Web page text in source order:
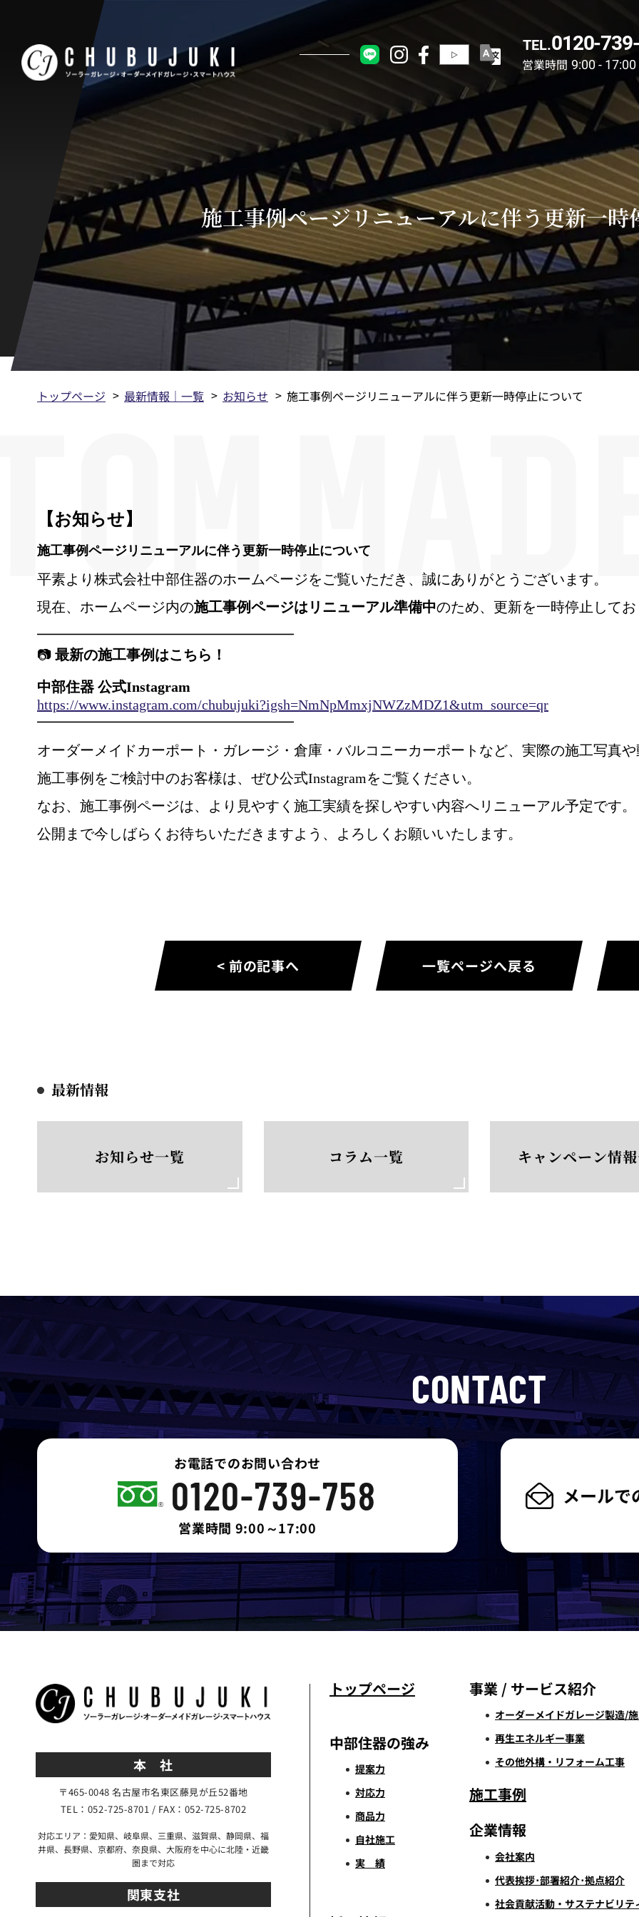
TEL.0120-
営業時間 9:00 - 17:00
施工事例ページリニューアルに伴う更新一時
トップページ 最新情報｜一覧 お知らせ 施工事例ページリニューアルに伴う更新一時停止について
【お知らせ】
施工事例ページリニューアルに伴う更新一時停止について
平素より株式会社中部住器のホームページをご覧いただき、誠にありがとうございます。
現在、ホームページ内の施工事例ページはリニューアル準備中のため、更新を一時停止して
━━━━━━━━━━━━━━━━━━
📷 最新の施工事例はこちら！
中部住器 公式Instagram
https://www.instagram.com/chubujuki?igsh=NmNpMmxjNWZzMDZ1&utm_source=qr
━━━━━━━━━━━━━━━━━━
オーダーメイドカーポート・ガレージ・倉庫・バルコニーカーポートなど、実際の施工写真
施工事例をご検討中のお客様は、ぜひ公式Instagramをご覧ください。
なお、施工事例ページは、より見やすく施工実績を探しやすい内容へリニューアル予定です。
公開まで今しばらくお待ちいただきますよう、よろしくお願いいたします。
< 前の記事へ 一覧ページへ戻る
最新情報
お知らせ一覧 コラム一覧 キャンペーン情
CONTACT
お電話でのお問い合わせ
0120-739-758
営業時間 9:00～17:00
メールで
本 社
〒465-0048 名古屋市名東区藤見が丘52番地
TEL：052-725-8701 / FAX：052-725-8702
対応エリア：愛知県、岐阜県、三重県、滋賀県、静岡県、福
井県、長野県、京都府、奈良県、大阪府を中心に北陸・近畿
圏まで対応
関東支社
トップページ
中部住器の強み
提案力
対応力
商品力
自社施工
実 績
事業 / サービス紹介
オーダーメイドガレージ製造/
再生エネルギー事業
その他外構・リフォーム工事
施工事例
企業情報
会社案内
代表挨拶･部署紹介･拠点紹介
社会貢献活動・サステナビリテ